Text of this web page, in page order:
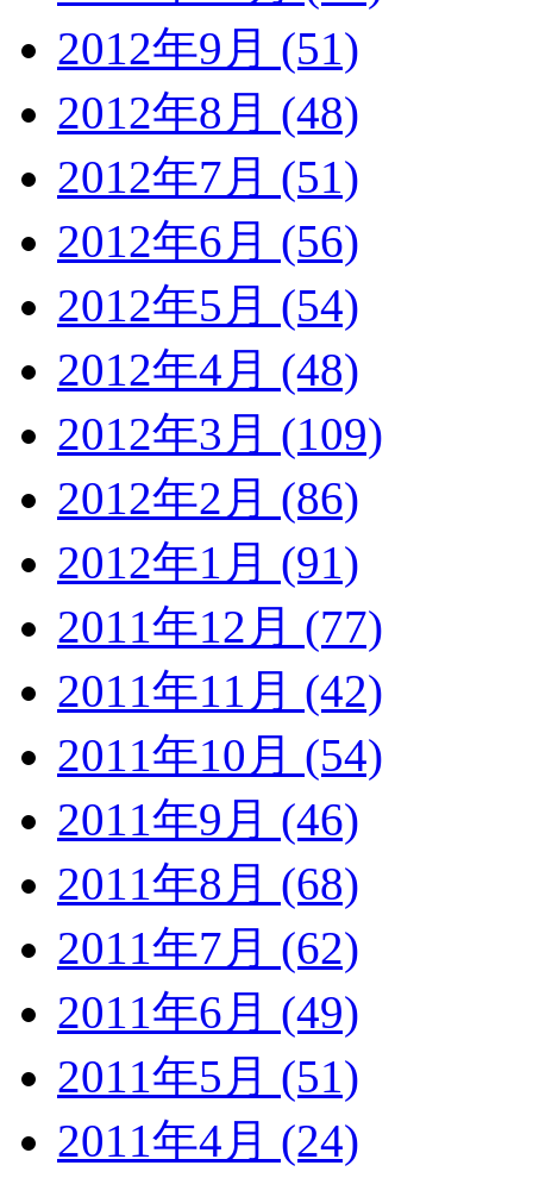
2012年9月 (51)
2012年8月 (48)
2012年7月 (51)
2012年6月 (56)
2012年5月 (54)
2012年4月 (48)
2012年3月 (109)
2012年2月 (86)
2012年1月 (91)
2011年12月 (77)
2011年11月 (42)
2011年10月 (54)
2011年9月 (46)
2011年8月 (68)
2011年7月 (62)
2011年6月 (49)
2011年5月 (51)
2011年4月 (24)